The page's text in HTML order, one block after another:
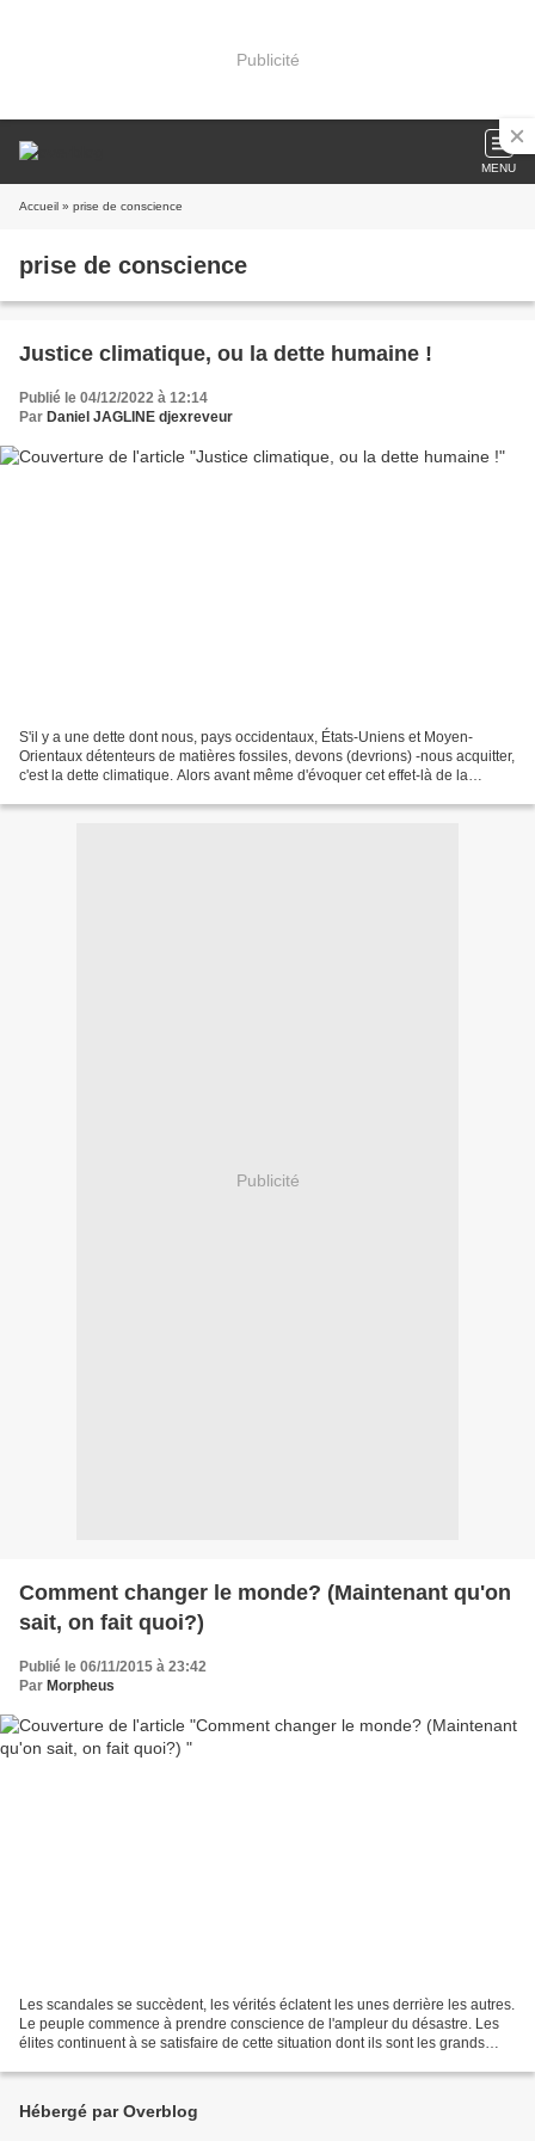
Publicité
MENU
Accueil » prise de conscience
prise de conscience
Justice climatique, ou la dette humaine !
Publié le 04/12/2022 à 12:14
Par Daniel JAGLINE djexreveur
S'il y a une dette dont nous, pays occidentaux, États-Uniens et Moyen-
Orientaux détenteurs de matières fossiles, devons (devrions) -nous acquitter,
c'est la dette climatique. Alors avant même d'évoquer cet effet-là de la
Publicité
Comment changer le monde? (Maintenant qu'on
sait, on fait quoi?)
Publié le 06/11/2015 à 23:42
Par Morpheus
Les scandales se succèdent, les vérités éclatent les unes derrière les autres.
Le peuple commence à prendre conscience de l'ampleur du désastre. Les
élites continuent à se satisfaire de cette situation dont ils sont les grands
Hébergé par Overblog